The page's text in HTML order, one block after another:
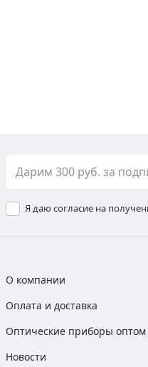
Я даю согласие на
О компании
Оплата и доставка
Оптические приборы оптом
Новости